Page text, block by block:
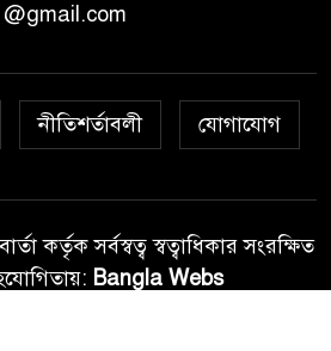
প্রধানমন্ত্রীর সঙ্গে দেখা করে স্বপ্নপূরণ
উপহার
২০ আগস্ট রাষ্ট্রপতি নির্বাচন,
নীতিশর্তাবলী যোগাযোগ
কর্তৃক সর্বস্বত্ব স্বত্বাধিকার সংরক্ষিত
Bangla Webs